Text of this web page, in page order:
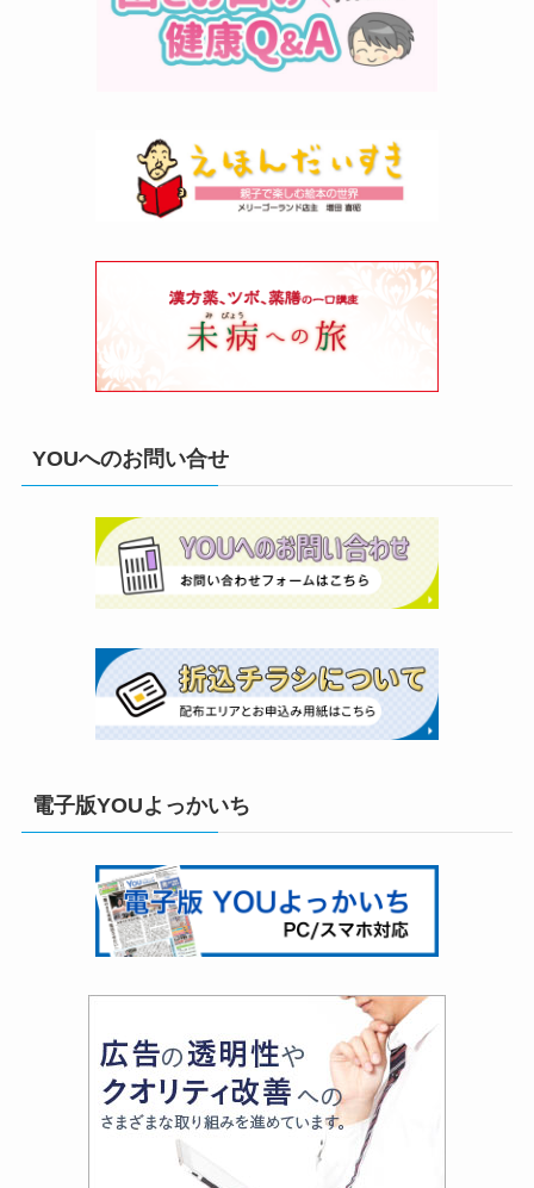
YOUへのお問い合せ
電子版YOUよっかいち